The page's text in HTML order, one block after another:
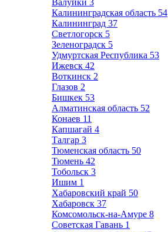
Валуйки 3
Калининградская область 54
Калининград 37
Светлогорск 5
Зеленоградск 5
Удмуртская Республика 53
Ижевск 42
Воткинск 2
Глазов 2
Бишкек 53
Алматинская область 52
Конаев 11
Капшагай 4
Талгар 3
Тюменская область 50
Тюмень 42
Тобольск 3
Ишим 1
Хабаровский край 50
Хабаровск 37
Комсомольск-на-Амуре 8
Советская Гавань 1